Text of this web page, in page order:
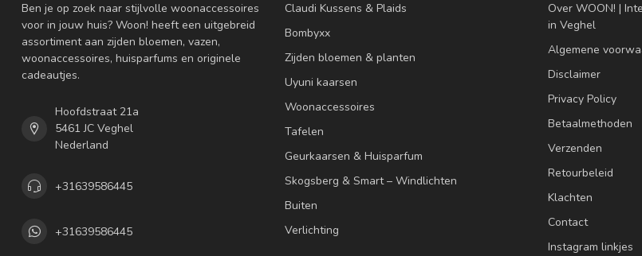
Ben je op zoek naar stijlvolle woonaccessoires
voor in jouw huis? Woon! heeft een uitgebreid
assortiment aan zijden bloemen, vazen,
woonaccessoires, huisparfums en originele
cadeautjes.
Hoofdstraat 21a
5461 JC Veghel
Nederland
+31639586445
+31639586445
Claudi Kussens & Plaids
Bombyxx
Zijden bloemen & planten
Uyuni kaarsen
Woonaccessoires
Tafelen
Geurkaarsen & Huisparfum
Skogsberg & Smart – Windlichten
Buiten
Verlichting
Over WOON! |
in Veghel
Algemene
Disclaimer
Privacy Policy
Betaalmethoden
Verzenden
Retourbeleid
Klachten
Contact
Instagram linkjes